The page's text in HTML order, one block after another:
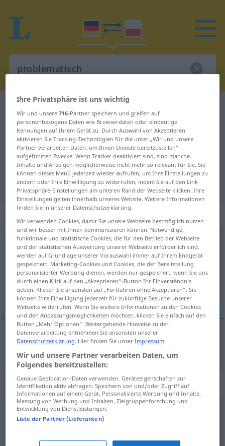
Deutsch-Polnisch Wörterbuch
Deutsch-Polnisch Übersetzung für
"problematisch"
"problematisch" Polnisch
Übersetzung
„problematisch“
problematisch
Übersicht aller Übersetzungen
(Für mehr Details die Übersetzung anklicken/antippen)
problematyczny
problematyczny problematisch
Synonyme für "problematisch"
kritisch,brisant,delikat,schwierig
Ihre Privatsphäre ist uns wichtig
Wir und unsere716-Partner speichern und greifen auf
personenbezogene Daten wie Browserdaten oder eindeutige
Kennungen auf Ihrem Gerät zu. Durch Auswahl von Akzeptieren
aktivieren Sie Tracking-Technologien für die unter „Wir und unsere
Partner verarbeiten Daten, um Ihnen Dienste bereitzustellen“
aufgeführten Zwecke. Wenn Tracker deaktiviert sind, sind manche
Inhalte und Anzeigen möglicherweise nicht mehr so relevant für Sie. Sie
können dieses Menü jederzeit wieder aufrufen, um Ihre Einstellungen zu
ändern oder Ihre Einwilligung zu widerrufen, indem Sie auf den Link
Privatsphäre-Einstellungen am unteren Rand der Webseite klicken. Ihre
Einstellungen gelten innerhalb unseres Website. Weitere Informationen
finden Sie in unserer Datenschutzerklärung.
Wir verwenden Cookies, damit Sie unsere Webseite bestmöglich nutzen
und wir besser mit Ihnen kommunizieren können. Notwendige,
funktionale und statistische Cookies, die für den Betrieb der Webseite
und der statistischen Auswertung unserer Webseite erforderlich sind,
werden auf Grundlage unserer Vorauswahl immer auf Ihrem Endgerät
gespeichert. Marketing-Cookies und Cookies, die der Bereitstellung
personalisierter Werbung dienen, werden nur gespeichert, wenn Sie uns
durch einen Klick auf den „Akzeptieren“-Button Ihr Einverständnis
geben. Klicken Sie ansonsten auf „Fortfahren ohne Akzeptieren“. Sie
können Ihre Einwilligung jederzeit für zukünftige Besuche unserer
Webseite widerrufen. Wenn Sie weitere Informationen zu den Cookies
und den Anpassungsmöglichkeiten möchten, klicken Sie einfach auf den
Button „Mehr Optionen“. Weitergehende Hinweise zu der
Datenverarbeitung entnehmen Sie ansonsten unserer
Datenschutzerklärung. Hier finden Sie unserImpressum.
Wir und unsere Partner verarbeiten Daten, um
Folgendes bereitzustellen:
Genaue Geolocation-Daten verwenden. Geräteeigenschaften zur
Identifikation aktiv abfragen. Speichern von und/oder Zugriff auf
Informationen auf einem Gerät. Personalisierte Werbung und Inhalte,
Messung von Werbung und Inhalten, Zielgruppenforschung und
Entwicklung von Dienstleistungen.
Liste der Partner (Lieferanten)